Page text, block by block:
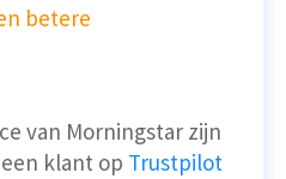
betere
van Morningstar zijn
klant op Trustpilot